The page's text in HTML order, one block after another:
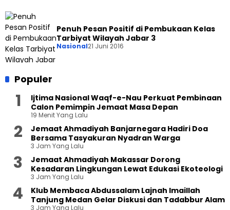
Penuh Pesan Positif di Pembukaan Kelas
Tarbiyat Wilayah Jabar 3
Nasional21 Juni 2016
Populer
Ijtima Nasional Waqf-e-Nau Perkuat Pembinaan
Calon Pemimpin Jemaat Masa Depan
19 Menit Yang Lalu
Jemaat Ahmadiyah Banjarnegara Hadiri Doa
Bersama Tasyakuran Nyadran Warga
3 Jam Yang Lalu
Jemaat Ahmadiyah Makassar Dorong
Kesadaran Lingkungan Lewat Edukasi Ekoteologi
3 Jam Yang Lalu
Klub Membaca Abdussalam Lajnah Imaillah
Tanjung Medan Gelar Diskusi dan Tadabbur Alam
3 Jam Yang Lalu